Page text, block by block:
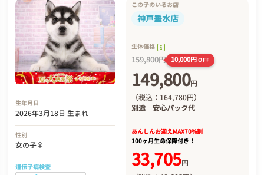
生年月日
2026年3月18日 生まれ
性別
女の子♀
遺伝子病検査
この子のいるお店
神戸垂水店
生体価格
159,800円 10,000円OFF
149,800円
（税込：164,780円）
別途 安心パック代
あんしんお迎えMAX70%割
100ヶ月生命保障付き！
33,705円